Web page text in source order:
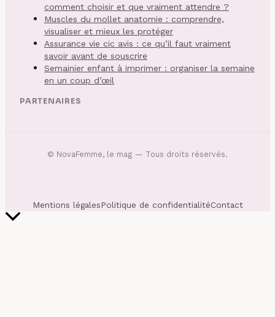
comment choisir et que vraiment attendre ?
Muscles du mollet anatomie : comprendre,
visualiser et mieux les protéger
Assurance vie cic avis : ce qu’il faut vraiment
savoir avant de souscrire
Semainier enfant à imprimer : organiser la semaine
en un coup d’œil
PARTENAIRES
© NovaFemme, le mag — Tous droits réservés.
Mentions légalesPolitique de confidentialitéContact